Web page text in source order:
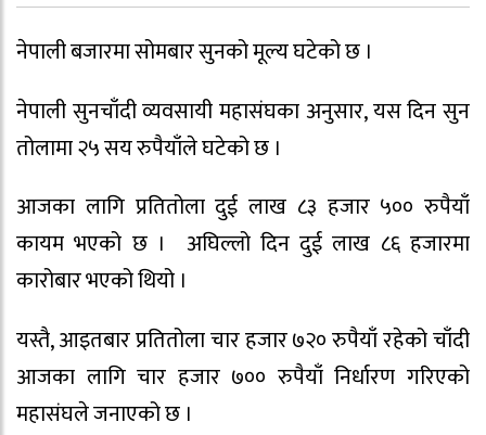
नेपाली बजारमा सोमबार सुनको मूल्य घटेको छ ।
नेपाली सुनचाँदी व्यवसायी महासंघका अनुसार, यस दिन सुन
तोलामा २५ सय रुपैयाँले घटेको छ ।
आजका लागि प्रतितोला दुई लाख ८३ हजार ५०० रुपैयाँ
कायम भएको छ । अघिल्लो दिन दुई लाख ८६ हजारमा
कारोबार भएको थियो ।
यस्तै, आइतबार प्रतितोला चार हजार ७२० रुपैयाँ रहेको चाँदी
आजका लागि चार हजार ७०० रुपैयाँ निर्धारण गरिएको
महासंघले जनाएको छ ।